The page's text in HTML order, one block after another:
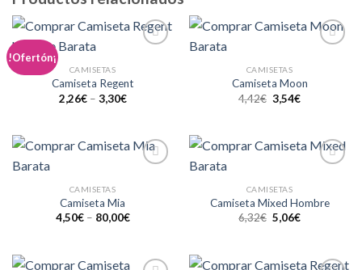
!Ofertón¡
deseos
CAMISETAS
Camiseta Regent
2,26€– 3,30€
CAMISETAS
Camiseta Moon
4,42€ 3,54€
CAMISETAS
Camiseta Mia
4,50€– 80,00€
lista de
deseos
CAMISETAS
Camiseta Mixed Hombre
6,32€ 5,06€